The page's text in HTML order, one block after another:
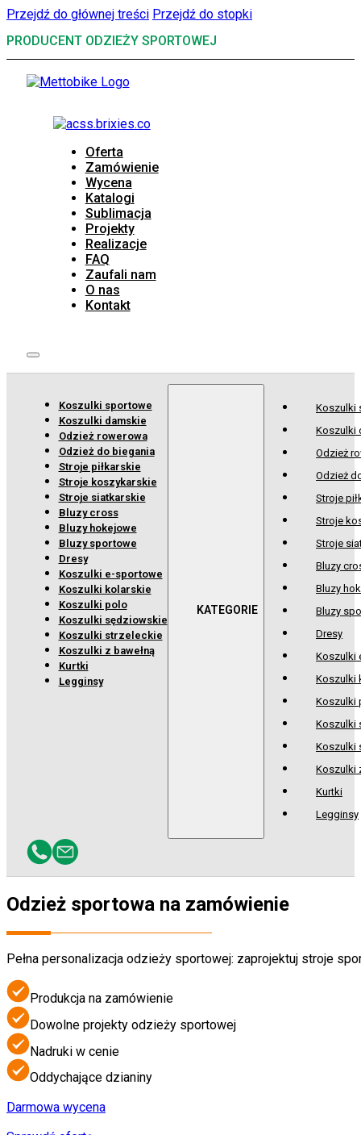
Przejdź do głównej treści Przejdź do stopki
PRODUCENT ODZIEŻY SPORTOWEJ
Oferta
Zamówienie
Wycena
Katalogi
Sublimacja
Projekty
Realizacje
FAQ
Zaufali nam
O nas
Kontakt
Koszulki sportowe
Koszulki damskie
Odzież rowerowa
Odzież do biegania
Stroje piłkarskie
Stroje koszykarskie
Stroje siatkarskie
Bluzy cross
Bluzy hokejowe
Bluzy sportowe
Dresy
Koszulki e-sportowe
Koszulki kolarskie
Koszulki polo
Koszulki sędziowskie
Koszulki strzeleckie
Koszulki z bawełną
Kurtki
Legginsy
Koszulki
Koszulki
Odzież
Odzież
Stroje
Stroje
Stroje
Bluzy
Bluzy
Bluzy
Dresy
Koszulki
Koszulki
Koszulki
Koszulki
Koszulki
Koszulki
Kurtki
Legginsy
Odzież sportowa na zamówienie
Pełna personalizacja odzieży sportowej: zaprojektuj stroje
Produkcja na zamówienie
Dowolne projekty odzieży sportowej
Nadruki w cenie
Oddychające dzianiny
Darmowa wycena